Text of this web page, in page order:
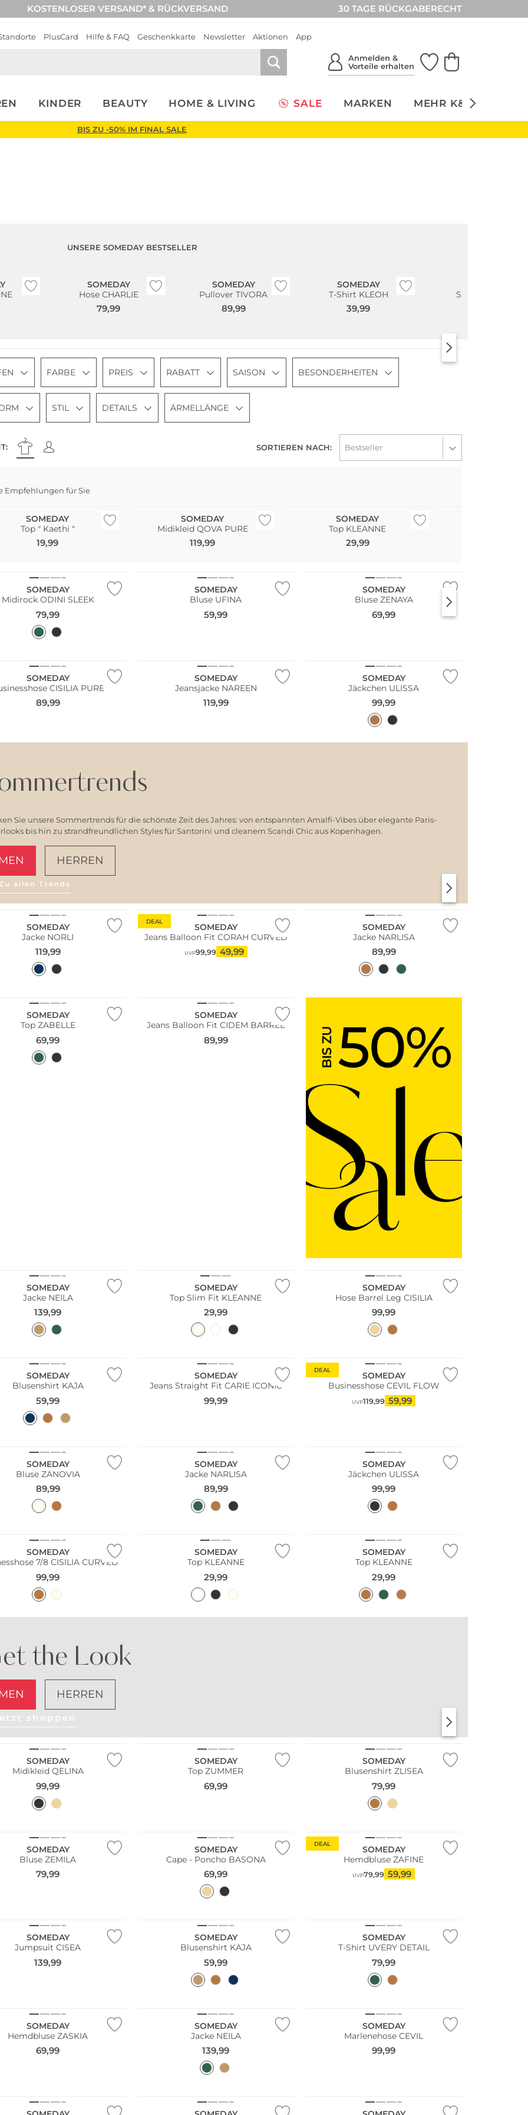
KOSTENLOSER VERSAND* & RÜCKVERSAND 30 TAGE RÜCKGABERECHT
PlusCard Hilfe & FAQ Geschenkkarte Newsletter Aktionen App
Anmelden &
Vorteile erhalten
KINDER BEAUTY HOME & LIVING SALE MARKEN MEHR K&Ö
BIS ZU -50% IM FINAL SALE
UNSERE SOMEDAY BESTSELLER
SOMEDAY
Hose CHARLIE
79,99
SOMEDAY
Pullover TIVORA
89,99
SOMEDAY
T-Shirt KLEOH
39,99
Shirt KIROSA
FARBE PREIS RABATT SAISON BESONDERHEITEN
STIL DETAILS ÄRMELLÄNGE
SORTIEREN NACH:
Empfehlungen für Sie
SOMEDAY
Top " Kaethi "
19,99
SOMEDAY
Midikleid QOVA PURE
119,99
SOMEDAY
Top KLEANNE
29,99
SOMEDAY
Midirock ODINI SLEEK
79,99
SOMEDAY
Bluse UFINA
59,99
SOMEDAY
Bluse ZENAYA
69,99
SOMEDAY
CISILIA PURE
89,99
SOMEDAY
Jeansjacke NAREEN
119,99
SOMEDAY
Jäckchen ULISSA
99,99
Sie unsere Sommertrends für die schönste Zeit des Jahres: von entspannten Amalfi-Vibes über elegante Paris-
bis hin zu strandfreundlichen Styles für Santorini und cleanem Scandi Chic aus Kopenhagen.
HERREN
allen Trends
SOMEDAY
Jacke NORLI
119,99
DEAL
SOMEDAY
Jeans Balloon Fit CORAH CURVED
UVP99,99 49,99
SOMEDAY
Jacke NARLISA
89,99
SOMEDAY
Top ZABELLE
69,99
SOMEDAY
Jeans Balloon Fit CIDEM BARREL
89,99
SOMEDAY
Jacke NEILA
139,99
SOMEDAY
Top Slim Fit KLEANNE
29,99
SOMEDAY
Hose Barrel Leg CISILIA
99,99
SOMEDAY
Blusenshirt KAJA
59,99
SOMEDAY
Jeans Straight Fit CARIE ICONIC
99,99
DEAL
SOMEDAY
Businesshose CEVIL FLOW
UVP119,99 59,99
SOMEDAY
Bluse ZANOVIA
89,99
SOMEDAY
Jacke NARLISA
89,99
SOMEDAY
Jäckchen ULISSA
99,99
SOMEDAY
7/8 CISILIA CURVED
99,99
SOMEDAY
Top KLEANNE
29,99
SOMEDAY
Top KLEANNE
29,99
the Look
HERREN
shoppen
SOMEDAY
Midikleid QELINA
99,99
SOMEDAY
Top ZUMMER
69,99
SOMEDAY
Blusenshirt ZLISEA
79,99
SOMEDAY
Bluse ZEMILA
79,99
SOMEDAY
Cape - Poncho BASONA
69,99
DEAL
SOMEDAY
Hemdbluse ZAFINE
UVP79,99 59,99
SOMEDAY
Jumpsuit CISEA
139,99
SOMEDAY
Blusenshirt KAJA
59,99
SOMEDAY
T-Shirt UVERY DETAIL
79,99
SOMEDAY
Hemdbluse ZASKIA
69,99
SOMEDAY
Jacke NEILA
139,99
SOMEDAY
Marlenehose CEVIL
99,99